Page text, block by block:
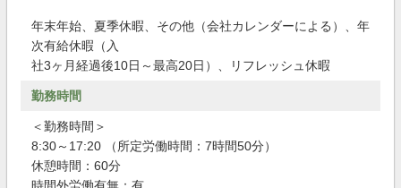
年末年始、夏季休暇、その他（会社カレンダーによる）、年
次有給休暇（入
社3ヶ月経過後10日～最高20日）、リフレッシュ休暇
勤務時間
＜勤務時間＞
8:30～17:20 （所定労働時間：7時間50分）
休憩時間：60分